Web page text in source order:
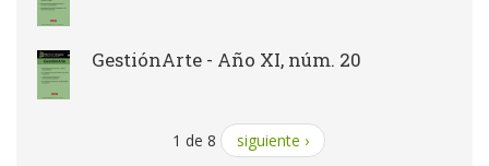
GestiónArte - Año XI, núm. 20
1 de 8 siguiente ›